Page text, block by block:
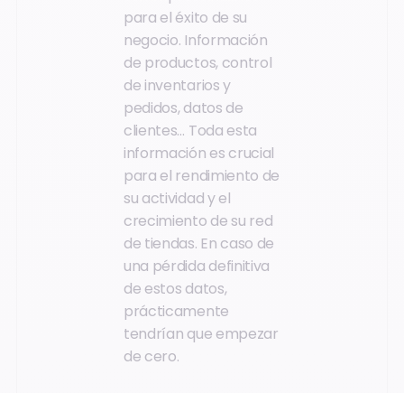
para el éxito de su
negocio. Información
de productos, control
de inventarios y
pedidos, datos de
clientes… Toda esta
información es crucial
para el rendimiento de
su actividad y el
crecimiento de su red
de tiendas. En caso de
una pérdida definitiva
de estos datos,
prácticamente
tendrían que empezar
de cero.